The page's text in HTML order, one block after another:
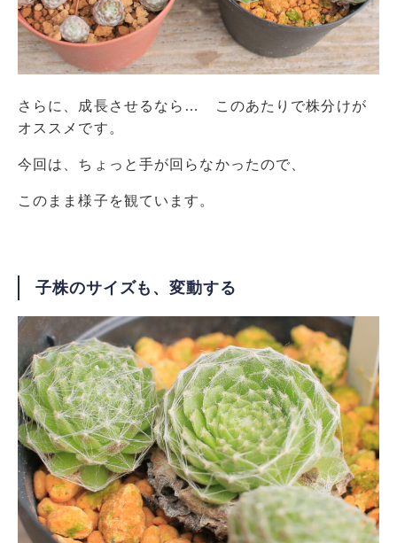
さらに、成長させるなら… このあたりで株分けが
オススメです。
今回は、ちょっと手が回らなかったので、
このまま様子を観ています。
子株のサイズも、変動する